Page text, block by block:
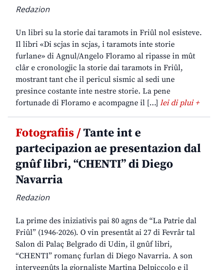
Redazion
Un libri su la storie dai taramots in Friûl nol esisteve.
Il libri «Di scjas in scjas, i taramots inte storie
furlane» di Agnul/Angelo Floramo al ripasse in mût
clâr e cronologjic la storie dai taramots in Friûl,
mostrant tant che il pericul sismic al sedi une
presince costante inte nestre storie. La pene
fortunade di Floramo e acompagne il […] lei di plui +
Fotografiis /Tante int e
partecipazion ae presentazion dal
gnûf libri, “CHENTI” di Diego
Navarria
Redazion
La prime des iniziativis pai 80 agns de “La Patrie dal
Friûl” (1946-2026). O vin presentât ai 27 di Fevrâr tal
Salon di Palaç Belgrado di Udin, il gnûf libri,
“CHENTI” romanç furlan di Diego Navarria. A son
intervegnûts la gjornaliste Martina Delpiccolo e il